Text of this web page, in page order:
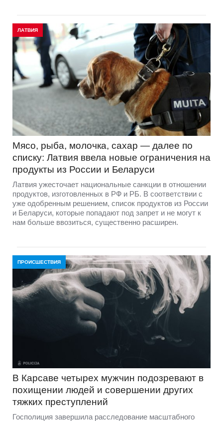
ЛАТВИЯ
Мясо, рыба, молочка, сахар — далее по
списку: Латвия ввела новые ограничения на
продукты из России и Беларуси
Латвия ужесточает национальные санкции в отношении
продуктов, изготовленных в РФ и РБ. В соответствии с
уже одобренным решением, список продуктов из России
и Беларуси, которые попадают под запрет и не могут к
нам больше ввозиться, существенно расширен.
ПРОИСШЕСТВИЯ
В Карсаве четырех мужчин подозревают в
похищении людей и совершении других
тяжких преступлений
Госполиция завершила расследование масштабного